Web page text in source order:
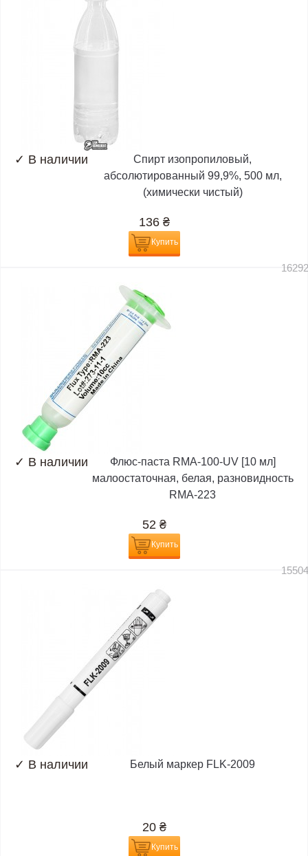
✓ В наличии
Спирт изопропиловый,
абсолютированный 99,9%, 500 мл,
(химически чистый)
136 ₴
Купить
✓ В наличии
Флюс-паста RMA-100-UV [10 мл]
малоостаточная, белая, разновидность
RMA-223
52 ₴
Купить
✓ В наличии Белый маркер FLK-2009
20 ₴
Купить